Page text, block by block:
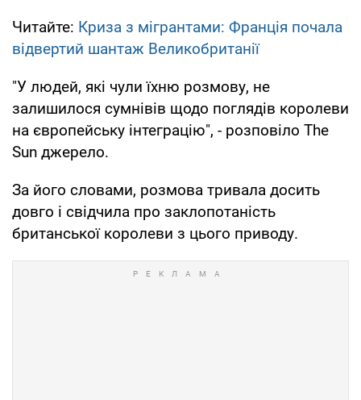
Читайте: Криза з мігрантами: Франція почала
відвертий шантаж Великобританії
"У людей, які чули їхню розмову, не
залишилося сумнівів щодо поглядів королеви
на європейську інтеграцію", - розповіло The
Sun джерело.
За його словами, розмова тривала досить
довго і свідчила про заклопотаність
британської королеви з цього приводу.